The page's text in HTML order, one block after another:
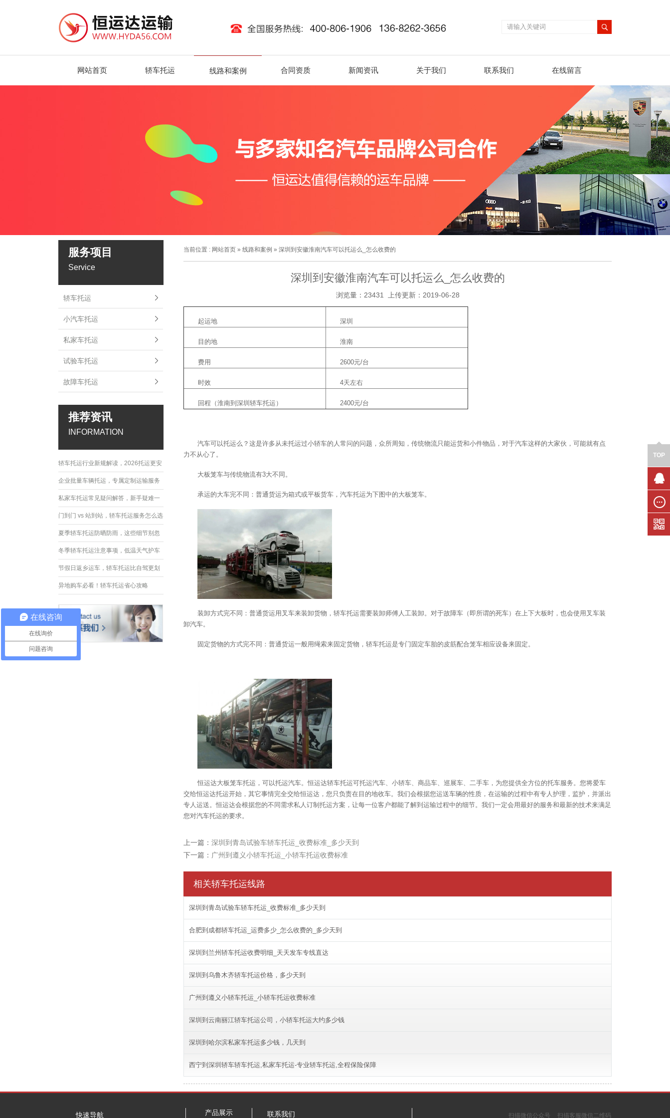
网站首页 轿车托运 线路和案例 合同资质 新闻资讯 关于我们 联系我们 在线留言
服务项目
Service
轿车托运
小汽车托运
私家车托运
试验车托运
故障车托运
推荐资讯
INFORMATION
轿车托运行业新规解读，2026托运更安
全规范
企业批量车辆托运，专属定制运输服务
优势
私家车托运常见疑问解答，新手疑难一
次性解决
门到门 vs 站到站，轿车托运服务怎么选
夏季轿车托运防晒防雨，这些细节别忽
略
冬季轿车托运注意事项，低温天气护车
指南
节假日返乡运车，轿车托运比自驾更划
算
异地购车必看！轿车托运省心攻略
当前位置 : 网站首页 » 线路和案例 » 深圳到安徽淮南汽车可以托运么_怎么收费的
深圳到安徽淮南汽车可以托运么_怎么收费的
浏览量：23431 上传更新：2019-06-28
起运地 深圳
目的地 淮南
费用 2600元/台
时效 4天左右
回程（淮南到深圳轿车托运） 2400元/台
汽车可以托运么？这是许多从未托运过小轿车的人常问的问题，众所周知，传统物流只能运货和小件物品，对于汽车这样的大家伙，可能就有点
力不从心了。
大板笼车与传统物流有3大不同。
承运的大车完不同：普通货运为箱式或平板货车，汽车托运为下图中的大板笼车。
装卸方式完不同：普通货运用叉车来装卸货物，轿车托运需要装卸师傅人工装卸。对于故障车（即所谓的死车）在上下大板时，也会使用叉车装
卸汽车。
固定货物的方式完不同：普通货运一般用绳索来固定货物，轿车托运是专门固定车胎的皮筋配合笼车相应设备来固定。
恒运达大板笼车托运，可以托运汽车。恒运达轿车托运可托运汽车、小轿车、商品车、巡展车、二手车，为您提供全方位的托车服务。您将爱车
交给恒运达托运开始，其它事情完全交给恒运达，您只负责在目的地收车。我们会根据您运送车辆的性质，在运输的过程中有专人护理，监护，并派出
专人运送。恒运达会根据您的不同需求私人订制托运方案，让每一位客户都能了解到运输过程中的细节。我们一定会用最好的服务和最新的技术来满足
您对汽车托运的要求。
上一篇： 深圳到青岛试验车轿车托运_收费标准_多少天到
下一篇： 广州到遵义小轿车托运_小轿车托运收费标准
相关轿车托运线路
深圳到青岛试验车轿车托运_收费标准_多少天到
合肥到成都轿车托运_运费多少_怎么收费的_多少天到
深圳到兰州轿车托运收费明细_天天发车专线直达
深圳到乌鲁木齐轿车托运价格，多少天到
广州到遵义小轿车托运_小轿车托运收费标准
深圳到云南丽江轿车托运公司，小轿车托运大约多少钱
深圳到哈尔滨私家车托运多少钱，几天到
西宁到深圳轿车轿车托运,私家车托运-专业轿车托运,全程保险保障
快速导航 产品展示 联系我们 扫描客服微信二维码
扫描微信公众号
TOP
联系我
在线留
在线咨询
在线询价
问题咨询